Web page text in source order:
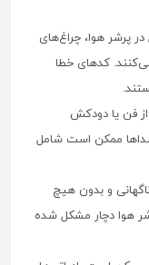
پرشر هوا، چراغ‌های
کدهای خطا
فن یا دودکش
صداها ممکن است شامل
و بدون هیچ
هوا دچار مشکل شده